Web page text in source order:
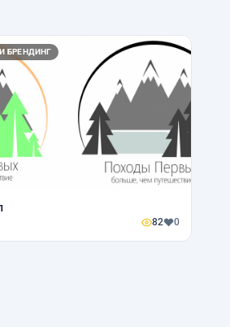
БРЕНДИНГ
82 0